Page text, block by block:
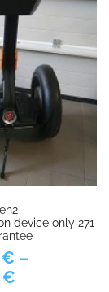
device only 271
€ –
€